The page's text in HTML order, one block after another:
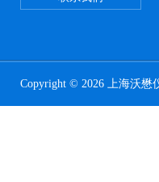
Copyright © 2026 上海沃懋